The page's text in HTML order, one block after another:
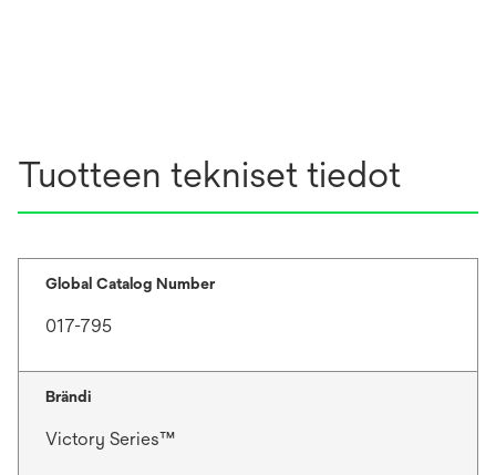
Tuotteen tekniset tiedot
Global Catalog Number
017-795
Brändi
Victory Series™